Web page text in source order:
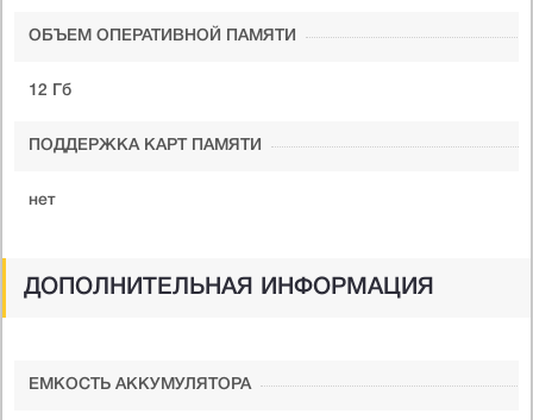
ОБЪЕМ ОПЕРАТИВНОЙ ПАМЯТИ
12 Гб
ПОДДЕРЖКА КАРТ ПАМЯТИ
нет
ДОПОЛНИТЕЛЬНАЯ ИНФОРМАЦИЯ
ЕМКОСТЬ АККУМУЛЯТОРА